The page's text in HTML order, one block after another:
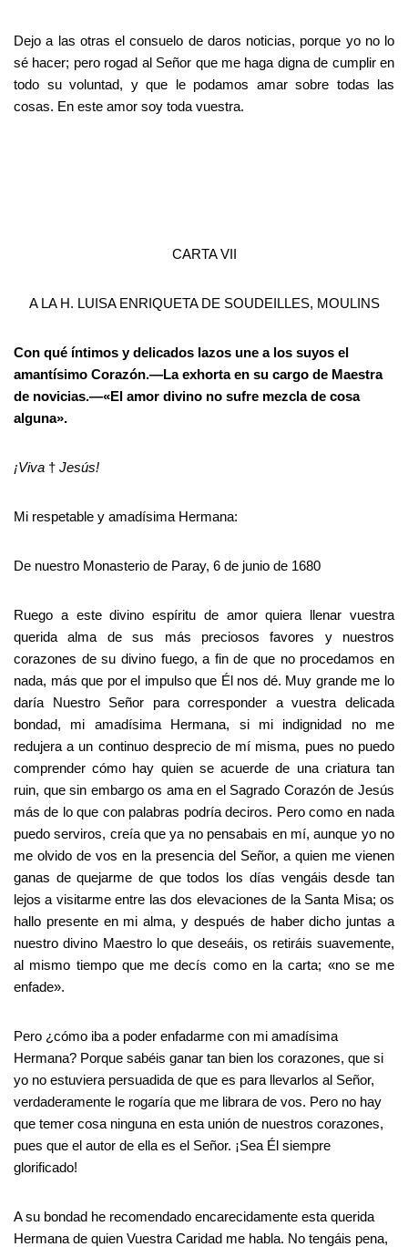
Dejo a las otras el consuelo de daros noticias, porque yo no lo
sé hacer; pero rogad al Señor que me haga digna de cumplir en
todo su voluntad, y que le podamos amar sobre todas las
cosas. En este amor soy toda vuestra.
CARTA VII
A LA H. LUISA ENRIQUETA DE SOUDEILLES, MOULINS
Con qué íntimos y delicados lazos une a los suyos el
amantísimo Corazón.—La exhorta en su cargo de Maestra
de novicias.—«El amor divino no sufre mezcla de cosa
alguna».
¡Viva † Jesús!
Mi respetable y amadísima Hermana:
De nuestro Monasterio de Paray, 6 de junio de 1680
Ruego a este divino espíritu de amor quiera llenar vuestra
querida alma de sus más preciosos favores y nuestros
corazones de su divino fuego, a fin de que no procedamos en
nada, más que por el impulso que Él nos dé. Muy grande me lo
daría Nuestro Señor para corresponder a vuestra delicada
bondad, mi amadísima Hermana, si mi indignidad no me
redujera a un continuo desprecio de mí misma, pues no puedo
comprender cómo hay quien se acuerde de una criatura tan
ruin, que sin embargo os ama en el Sagrado Corazón de Jesús
más de lo que con palabras podría deciros. Pero como en nada
puedo serviros, creía que ya no pensabais en mí, aunque yo no
me olvido de vos en la presencia del Señor, a quien me vienen
ganas de quejarme de que todos los días vengáis desde tan
lejos a visitarme entre las dos elevaciones de la Santa Misa; os
hallo presente en mi alma, y después de haber dicho juntas a
nuestro divino Maestro lo que deseáis, os retiráis suavemente,
al mismo tiempo que me decís como en la carta; «no se me
enfade».
Pero ¿cómo iba a poder enfadarme con mi amadísima
Hermana? Porque sabéis ganar tan bien los corazones, que si
yo no estuviera persuadida de que es para llevarlos al Señor,
verdaderamente le rogaría que me librara de vos. Pero no hay
que temer cosa ninguna en esta unión de nuestros corazones,
pues que el autor de ella es el Señor. ¡Sea Él siempre
glorificado!
A su bondad he recomendado encarecidamente esta querida
Hermana de quien Vuestra Caridad me habla. No tengáis pena,